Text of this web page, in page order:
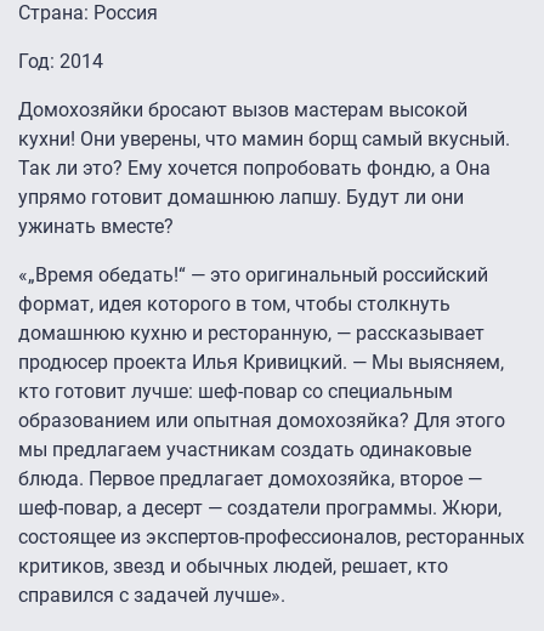
Страна: Россия
Год: 2014
Домохозяйки бросают вызов мастерам высокой
кухни! Они уверены, что мамин борщ самый вкусный.
Так ли это? Ему хочется попробовать фондю, а Она
упрямо готовит домашнюю лапшу. Будут ли они
ужинать вместе?
«„Время обедать!“ — это оригинальный российский
формат, идея которого в том, чтобы столкнуть
домашнюю кухню и ресторанную, — рассказывает
продюсер проекта Илья Кривицкий. — Мы выясняем,
кто готовит лучше: шеф-повар со специальным
образованием или опытная домохозяйка? Для этого
мы предлагаем участникам создать одинаковые
блюда. Первое предлагает домохозяйка, второе —
шеф-повар, а десерт — создатели программы. Жюри,
состоящее из экспертов-профессионалов, ресторанных
критиков, звезд и обычных людей, решает, кто
справился с задачей лучше».